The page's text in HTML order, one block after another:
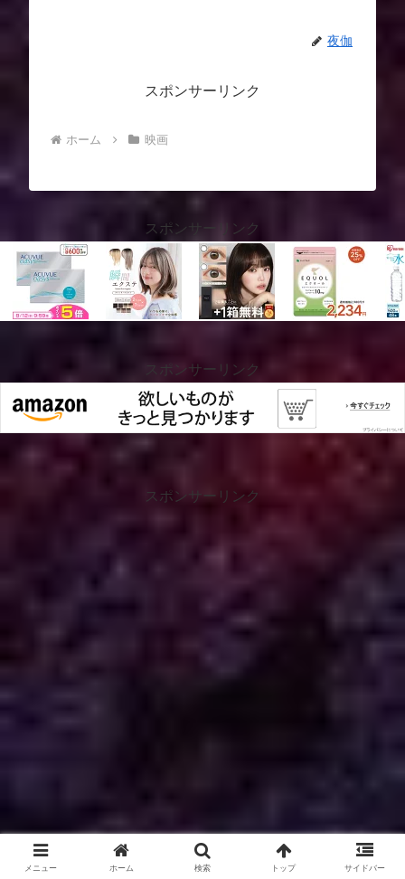
夜伽
スポンサーリンク
ホーム 映画
スポンサーリンク
スポンサーリンク
スポンサーリンク
メニュー ホーム 検索 トップ サイドバー